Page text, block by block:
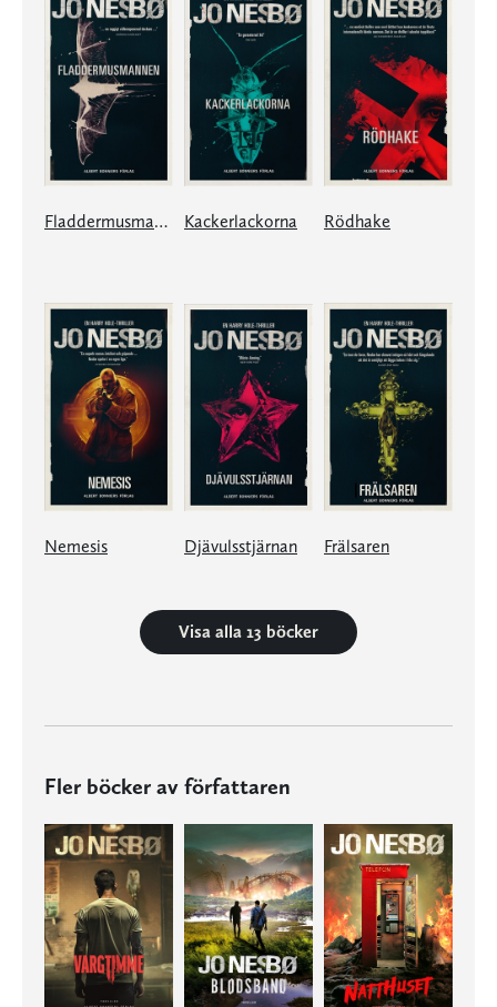
Fladdermusmannen Kackerlackorna Rödhake
Nemesis Djävulsstjärnan Frälsaren
Visa alla 13 böcker
Fler böcker av författaren